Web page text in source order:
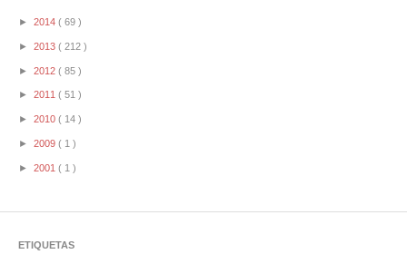
► 2014 ( 69 )
► 2013 ( 212 )
► 2012 ( 85 )
► 2011 ( 51 )
► 2010 ( 14 )
► 2009 ( 1 )
► 2001 ( 1 )
ETIQUETAS